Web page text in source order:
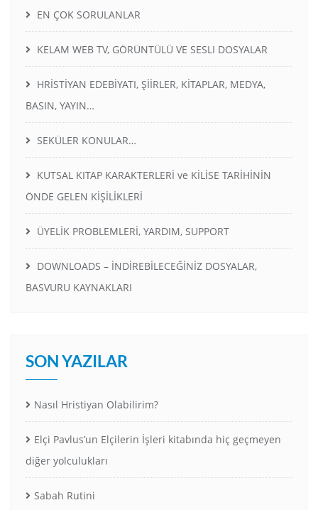
EN ÇOK SORULANLAR
KELAM WEB TV, GÖRÜNTÜLÜ VE SESLI DOSYALAR
HRİSTİYAN EDEBİYATI, ŞİİRLER, KİTAPLAR, MEDYA,
BASIN, YAYIN…
SEKÜLER KONULAR…
KUTSAL KITAP KARAKTERLERİ ve KİLİSE TARİHİNİN
ÖNDE GELEN KİŞİLİKLERİ
ÜYELİK PROBLEMLERİ, YARDIM, SUPPORT
DOWNLOADS – İNDİREBİLECEĞİNİZ DOSYALAR,
BASVURU KAYNAKLARI
SON YAZILAR
Nasıl Hristiyan Olabilirim?
Elçi Pavlus’un Elçilerin İşleri kitabında hiç geçmeyen
diğer yolculukları
Sabah Rutini